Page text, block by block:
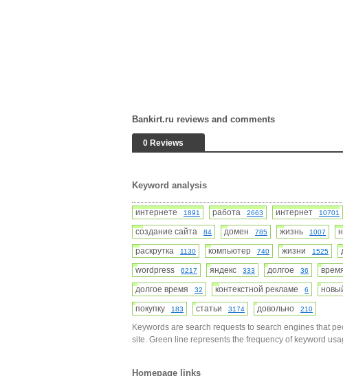
Bankirt.ru reviews and comments
0 Reviews
Keyword analysis
интернете 1891 работа 2663 интернет 10701
создание сайта 84 домен 785 жизнь 1007
раскрутка 1130 компьютер 740 жизни 1525
wordpress 6217 яндекс 333 долгое 36
долгое время 32 контекстной рекламе 6
покупку 183 статьи 3174 довольно 210
Keywords are search requests to search engines that
site. Green line represents the frequency of keyword
Homepage links